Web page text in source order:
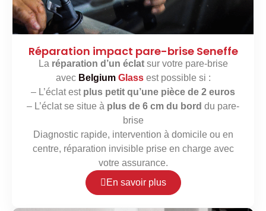
Réparation impact pare-brise Seneffe
La réparation d’un éclatsur votre pare-brise
avec Belgium Glass est possible si :
– L’éclat est plus petit qu’une pièce de 2 euros
– L’éclat se situe à plus de 6 cm du bord du pare-
brise
Diagnostic rapide, intervention à domicile ou en
centre, réparation invisible prise en charge avec
votre assurance.
En savoir plus